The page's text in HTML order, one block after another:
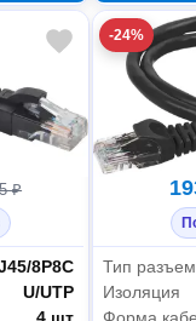
₽
8P8C
U/UTP
4 шт
-24%
Тип
Изоляция
Форма